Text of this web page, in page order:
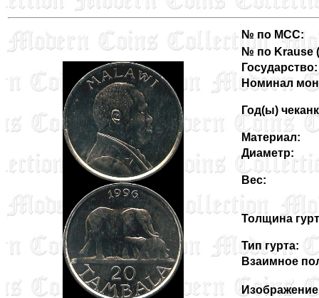
№ по MCC:
№ по Krause
Государство:
Номинал
Год(ы)
Материал:
Диаметр:
Вес:
Толщина
Тип гурта:
Взаимное